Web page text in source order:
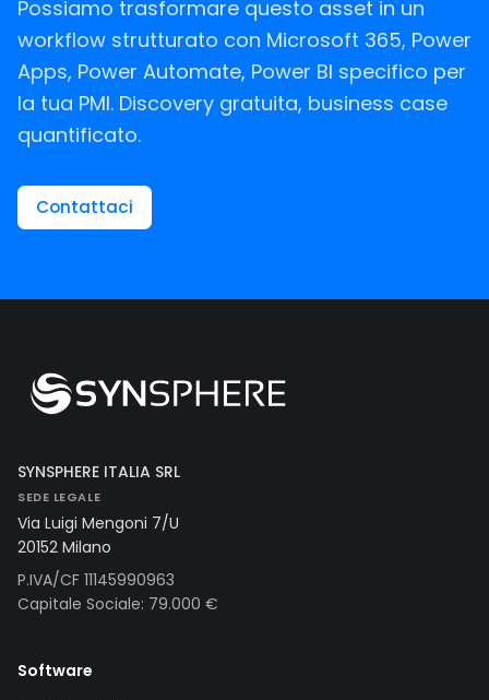
Possiamo trasformare questo asset in un
workflow strutturato con Microsoft 365, Power
Apps, Power Automate, Power BI specifico per
la tua PMI. Discovery gratuita, business case
quantificato.
Contattaci
SYNSPHERE ITALIA SRL
SEDE LEGALE
Via Luigi Mengoni 7/U
20152 Milano
P.IVA/CF 11145990963
Capitale Sociale: 79.000 €
Software